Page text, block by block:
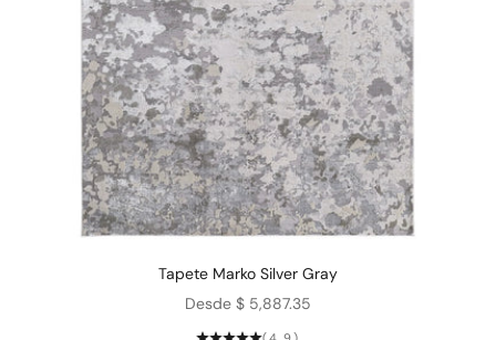
Tapete Marko Silver Gray
Precio de oferta
Desde $ 5,887.35